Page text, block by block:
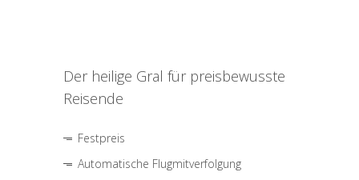
Der heilige Gral für preisbewusste
Reisende
Festpreis
Automatische Flugmitverfolgung